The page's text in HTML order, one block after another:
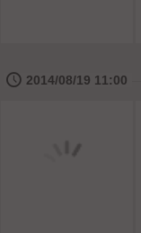
🕔 2014/08/19 11:00